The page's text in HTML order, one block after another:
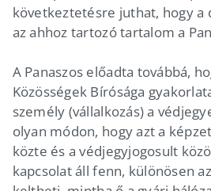
következtetésre juthat, hogy a
az ahhoz tartozó tartalom a
A Panaszos előadta továbbá,
Közösségek Bírósága
személy (vállalkozás) a
olyan módon, hogy azt a
közte és a védjegyjogosult
kapcsolat áll fenn, különösen